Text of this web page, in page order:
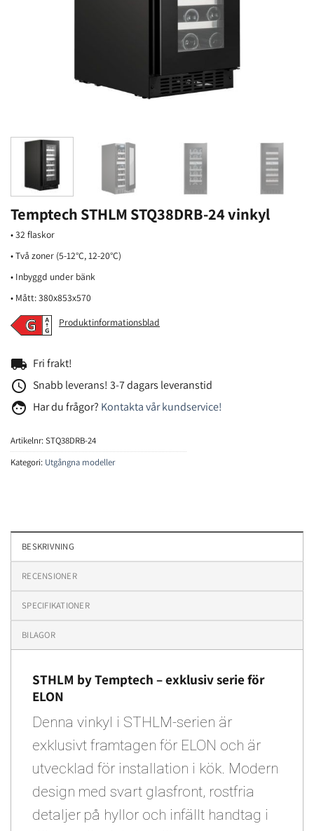
Temptech STHLM STQ38DRB-24 vinkyl
• 32 flaskor
• Två zoner (5-12°C, 12-20°C)
• Inbyggd under bänk
• Mått: 380x853x570
Produktinformationsblad
local_shipping Fri frakt!
access_time Snabb leverans! 3-7 dagars leveranstid
face Har du frågor? Kontakta vår kundservice!
Artikelnr:STQ38DRB-24
Kategori: Utgångna modeller
BESKRIVNING
RECENSIONER
SPECIFIKATIONER
BILAGOR
STHLM by Temptech – exklusiv serie för
ELON
Denna vinkyl i STHLM-serien är
exklusivt framtagen för ELON och är
utvecklad för installation i kök. Modern
design med svart glasfront, rostfria
detaljer på hyllor och infällt handtag i